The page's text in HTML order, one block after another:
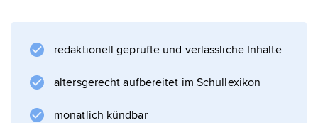
redaktionell geprüfte und verlässliche Inhalte
altersgerecht aufbereitet im Schullexikon
monatlich kündbar